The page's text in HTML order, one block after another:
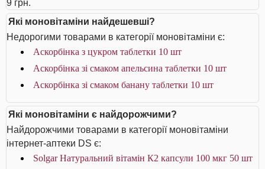
9 грн.
Які моновітаміни найдешевші?
Недорогими товарами в категорії моновітаміни є:
Аскорбінка з цукром таблетки 10 шт
Аскорбінка зі смаком апельсина таблетки 10 шт
Аскорбінка зі смаком банану таблетки 10 шт
Які моновітаміни є найдорожчими?
Найдорожчими товарами в категорії моновітаміни
інтернет-аптеки DS є:
Solgar Натуральний вітамін К2 капсули 100 мкг 50 шт